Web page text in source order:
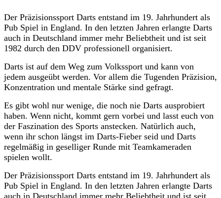
Der Präzisionssport Darts entstand im 19. Jahrhundert als
Pub Spiel in England. In den letzten Jahren erlangte Darts
auch in Deutschland immer mehr Beliebtheit und ist seit
1982 durch den DDV professionell organisiert.
Darts ist auf dem Weg zum Volkssport und kann von
jedem ausgeübt werden. Vor allem die Tugenden Präzision,
Konzentration und mentale Stärke sind gefragt.
Es gibt wohl nur wenige, die noch nie Darts ausprobiert
haben. Wenn nicht, kommt gern vorbei und lasst euch von
der Faszination des Sports anstecken. Natürlich auch,
wenn ihr schon längst im Darts-Fieber seid und Darts
regelmäßig in geselliger Runde mit Teamkameraden
spielen wollt.
Der Präzisionssport Darts entstand im 19. Jahrhundert als
Pub Spiel in England. In den letzten Jahren erlangte Darts
auch in Deutschland immer mehr Beliebtheit und ist seit